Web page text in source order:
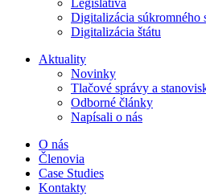
Legislatíva
Digitalizácia súkromného
Digitalizácia štátu
Aktuality
Novinky
Tlačové správy a
Odborné články
Napísali o nás
O nás
Členovia
Case Studies
Kontakty